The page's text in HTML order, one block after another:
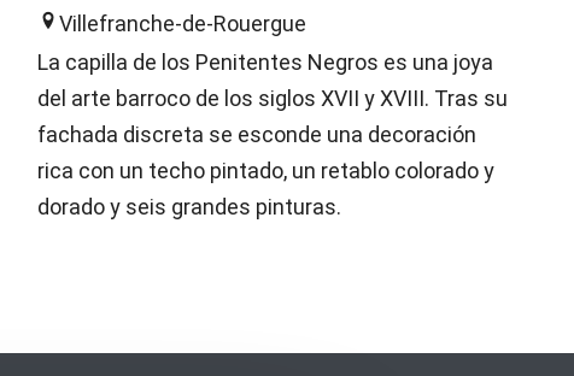
Villefranche-de-Rouergue
La capilla de los Penitentes Negros es una joya
del arte barroco de los siglos XVII y XVIII. Tras su
fachada discreta se esconde una decoración
rica con un techo pintado, un retablo colorado y
dorado y seis grandes pinturas.